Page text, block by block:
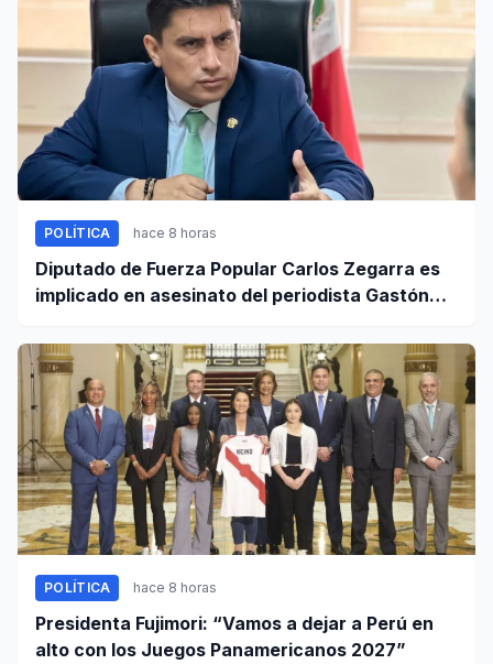
POLÍTICA hace 8 horas
Diputado de Fuerza Popular Carlos Zegarra es
implicado en asesinato del periodista Gastón
POLÍTICA hace 8 horas
Presidenta Fujimori: “Vamos a dejar a Perú en
alto con los Juegos Panamericanos 2027”